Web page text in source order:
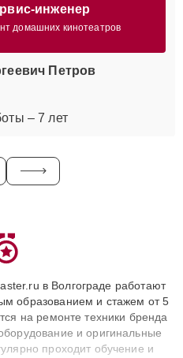
инженер
домашних кинотеатров
Петров
– 7 лет
в Волгограде работают
образованием и стажем от 5
на ремонте техники бренда
и оригинальные
проходит обучение и